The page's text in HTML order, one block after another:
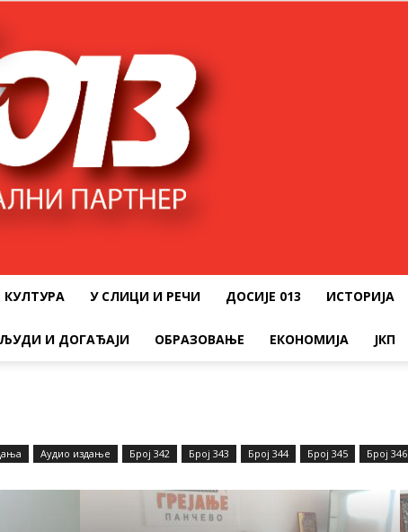
КУЛТУРА У СЛИЦИ И РЕЧИ ДОСИЈЕ 013 ИСТОРИЈА
ЉУДИ И ДОГАЂАЈИ ОБРАЗОВАЊЕ ЕКОНОМИЈА ЈКП
Аудио издање Број 342 Број 343 Број 344 Број 345 Број 346